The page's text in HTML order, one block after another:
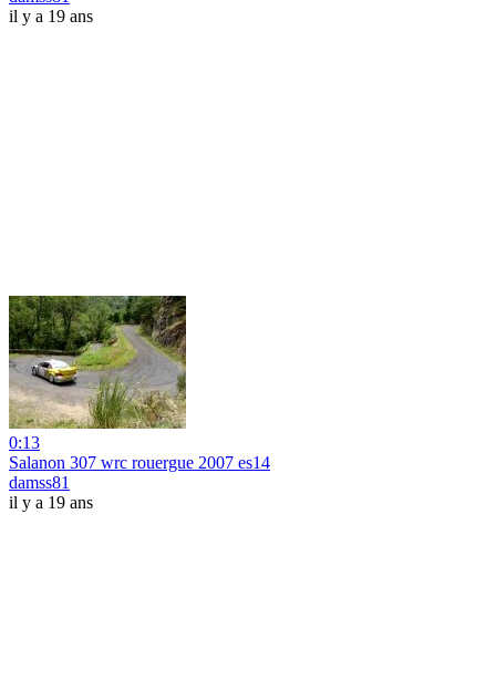
il y a 19 ans
0:13
Salanon 307 wrc rouergue 2007 es14
damss81
il y a 19 ans